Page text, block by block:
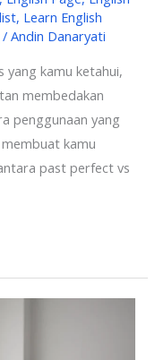
, Learn English
/Andin Danaryati
yang kamu ketahui,
membedakan
penggunaan yang
kamu
past perfect vs